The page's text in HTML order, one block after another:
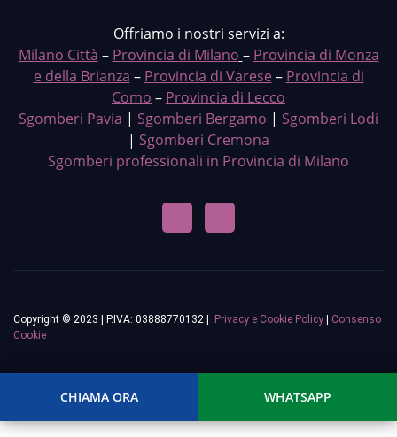
Offriamo i nostri servizi a:
Milano Città – Provincia di Milano – Provincia di Monza
e della Brianza – Provincia di Varese – Provincia di
Como – Provincia di Lecco
Sgomberi Pavia | Sgomberi Bergamo | Sgomberi Lodi
| Sgomberi Cremona
Sgomberi professionali in Provincia di Milano
Copyright © 2023 | P.IVA: 03888770132 | Privacy e Cookie Policy | Consenso
Cookie
CHIAMA ORA WHATSAPP